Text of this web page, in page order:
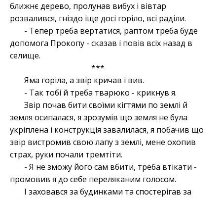
ближнє дерево, пролунав вибух і вівтар
розвалився, гніздо іще досі горіло, всі раділи.
- Тепер треба вертатися, раптом треба буде
допомога Прокопу - сказав і повів всіх назад в
селище.
***
Яма горіла, а звір кричав і вив.
- Так тобі й треба тварюко - крикнув я.
Звір почав бити своїми кігтями по землі й
земля осипалася, я зрозумів що земля не була
укріплена і конструкція завалилася, я побачив що
звір вистромив свою лапу з землі, мене охопив
страх, руки почали тремтіти.
- Я не зможу його сам вбити, треба втікати -
промовив я до себе переляканим голосом.
І заховався за будинками та спостерігав за